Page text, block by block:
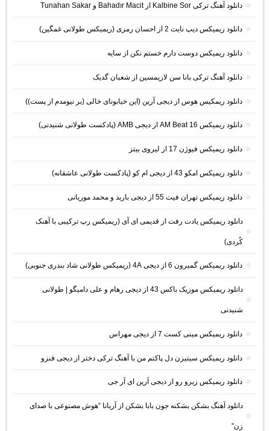
دانلود آهنگ ترکی Kalbine Sor از Bahadır Macit و Tunahan Sakar
دانلود ریمیکس دیپ نایت 2 از احسان رمزی (ریمیکس طولانی غمگین)
دانلود ریمیکس دوست دارم خستم نکن از سایه
دانلود آهنگ ترکی بانا سن لازیمسین از شعبان گدیک
دانلود ریمکیس هوس از دیجی آرین (این خیابونای خالی (بر نیومدم از پست))
دانلود ریمیکس AM Beat 16 از دیجی AMB (پادکست طولانی شنیدنی)
دانلود ریمیکس فیوژن 17 از لیروی بیتز
دانلود ریمیکس امکو 43 از دیجی ام کو (پادکست طولانی عاشقانه)
دانلود ریمیکس تهران فیت 55 از دیجی باربد و محمد موریانی
دانلود ریمیکس یادت رفت از قدیمی ای آی (ریمیکس رپ ترکیبی با آهنک
کُردی)
دانلود ریمیکس گمبرون 6 از دیجی 4A (ریمیکس طولانی شاد بندری جنوبی)
دانلود ریمیکس موزیک باکس 43 از دیجی رهام و علی دامیگو | طولانی
شنیدنی
دانلود ریمیکس مینی کست 7 از دیجی مهراس
دانلود ریمیکس سیتیزن دل پاکتم من با آهنگ ترکی دختر از دیجی فنزو
دانلود ریمیکس زیرو رو از دیجی آرین ای آر جی
دانلود آهنگ بشکن بشکنه جون بابا بشکن از آریانا “هوش مصنوعی با صدای
زن”